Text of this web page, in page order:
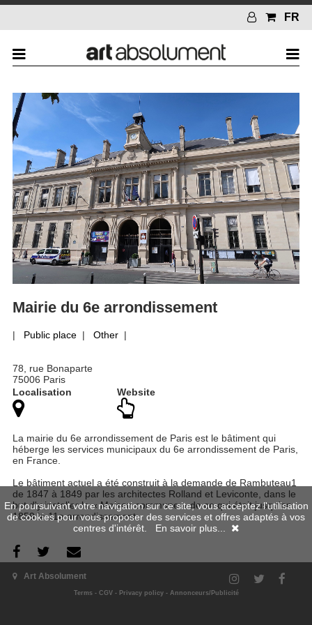
FR
Mairie du 6e arrondissement
| Public place| Other|
78, rue Bonaparte
75006 Paris
Localisation
Website
La mairie du 6e arrondissement de Paris est le bâtiment qui
héberge les services municipaux du 6e arrondissement de Paris,
en France.
Le bâtiment actuel a été construit à la demande de Rambuteau1
de 1847 à 1849 par les architectes Rolland et Leviconte, dans le
but d'y installer la « Maison commune » de ce qui était jusqu'en
1859 le 11e arrondissement.
Past exhibitions
Art Absolument
Terms- CGV- Privacy policy- Annonceurs/Publicité
En poursuivant votre navigation sur ce site, vous acceptez l'utilisation
de cookies pour vous proposer des services et offres adaptés à vos
centres d'intérêt. En savoir plus...